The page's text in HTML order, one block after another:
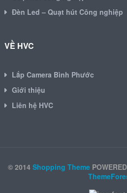
Đèn Led – Quạt hút Công nghiệp
VỀ HVC
Lắp Camera Bình Phước
Giới thiệu
Liên hệ HVC
© 2014 Shopping Theme